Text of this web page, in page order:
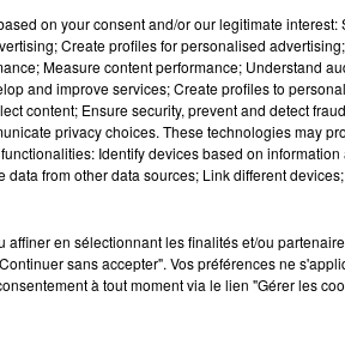
!
on your consent and/or our legitimate interest:
Create profiles for personalised
Measure content performance; Understand
and improve services; Create profiles to
content; Ensure security, prevent and detect
privacy choices. These technologies may
Identify devices based on information
from other data sources; Link different
en sélectionnant les finalités et/ou
sans accepter". Vos préférences ne
à tout moment via le lien "Gérer les